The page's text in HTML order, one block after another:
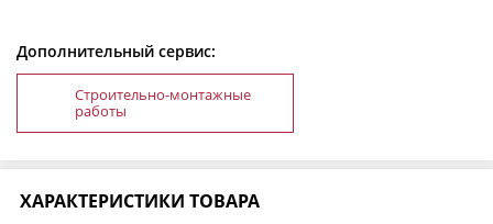
Дополнительный сервис:
Строительно-монтажные
работы
ХАРАКТЕРИСТИКИ ТОВАРА